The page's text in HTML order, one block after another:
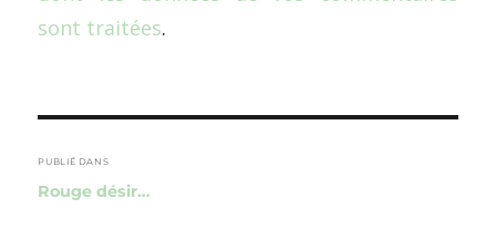
sont traitées.
de
l’article
PUBLIÉ DANS
Rouge désir…